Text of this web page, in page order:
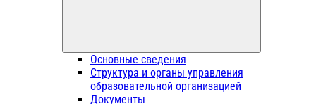
Основные сведения
Структура и органы управления
образовательной организацией
Документы